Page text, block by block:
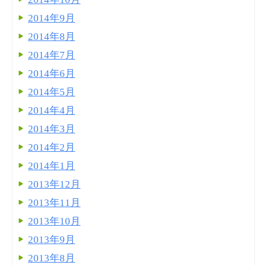
2014年9月
2014年8月
2014年7月
2014年6月
2014年5月
2014年4月
2014年3月
2014年2月
2014年1月
2013年12月
2013年11月
2013年10月
2013年9月
2013年8月